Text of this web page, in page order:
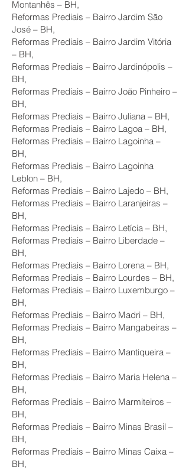
Montanhês – BH,
Reformas Prediais – Bairro Jardim São
José – BH,
Reformas Prediais – Bairro Jardim Vitória
– BH,
Reformas Prediais – Bairro Jardinópolis –
BH,
Reformas Prediais – Bairro João Pinheiro –
BH,
Reformas Prediais – Bairro Juliana – BH,
Reformas Prediais – Bairro Lagoa – BH,
Reformas Prediais – Bairro Lagoinha –
BH,
Reformas Prediais – Bairro Lagoinha
Leblon – BH,
Reformas Prediais – Bairro Lajedo – BH,
Reformas Prediais – Bairro Laranjeiras –
BH,
Reformas Prediais – Bairro Letícia – BH,
Reformas Prediais – Bairro Liberdade –
BH,
Reformas Prediais – Bairro Lorena – BH,
Reformas Prediais – Bairro Lourdes – BH,
Reformas Prediais – Bairro Luxemburgo –
BH,
Reformas Prediais – Bairro Madri – BH,
Reformas Prediais – Bairro Mangabeiras –
BH,
Reformas Prediais – Bairro Mantiqueira –
BH,
Reformas Prediais – Bairro Maria Helena –
BH,
Reformas Prediais – Bairro Marmiteiros –
BH,
Reformas Prediais – Bairro Minas Brasil –
BH,
Reformas Prediais – Bairro Minas Caixa –
BH,